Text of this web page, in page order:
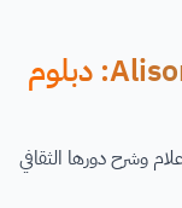
دورة مجانية عبر الإنترنت من Alison: دبلوم
وشرح دورها الثقافي